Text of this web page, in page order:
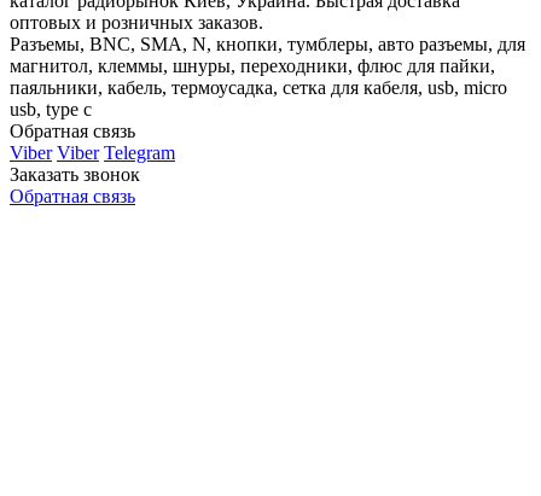
оптовых и розничных заказов.
Разъемы, BNC, SMA, N, кнопки, тумблеры, авто разъемы, для
магнитол, клеммы, шнуры, переходники, флюс для пайки,
паяльники, кабель, термоусадка, сетка для кабеля, usb, micro
usb, type c
Обратная связь
Viber Viber Telegram
Заказать звонок
Обратная связь